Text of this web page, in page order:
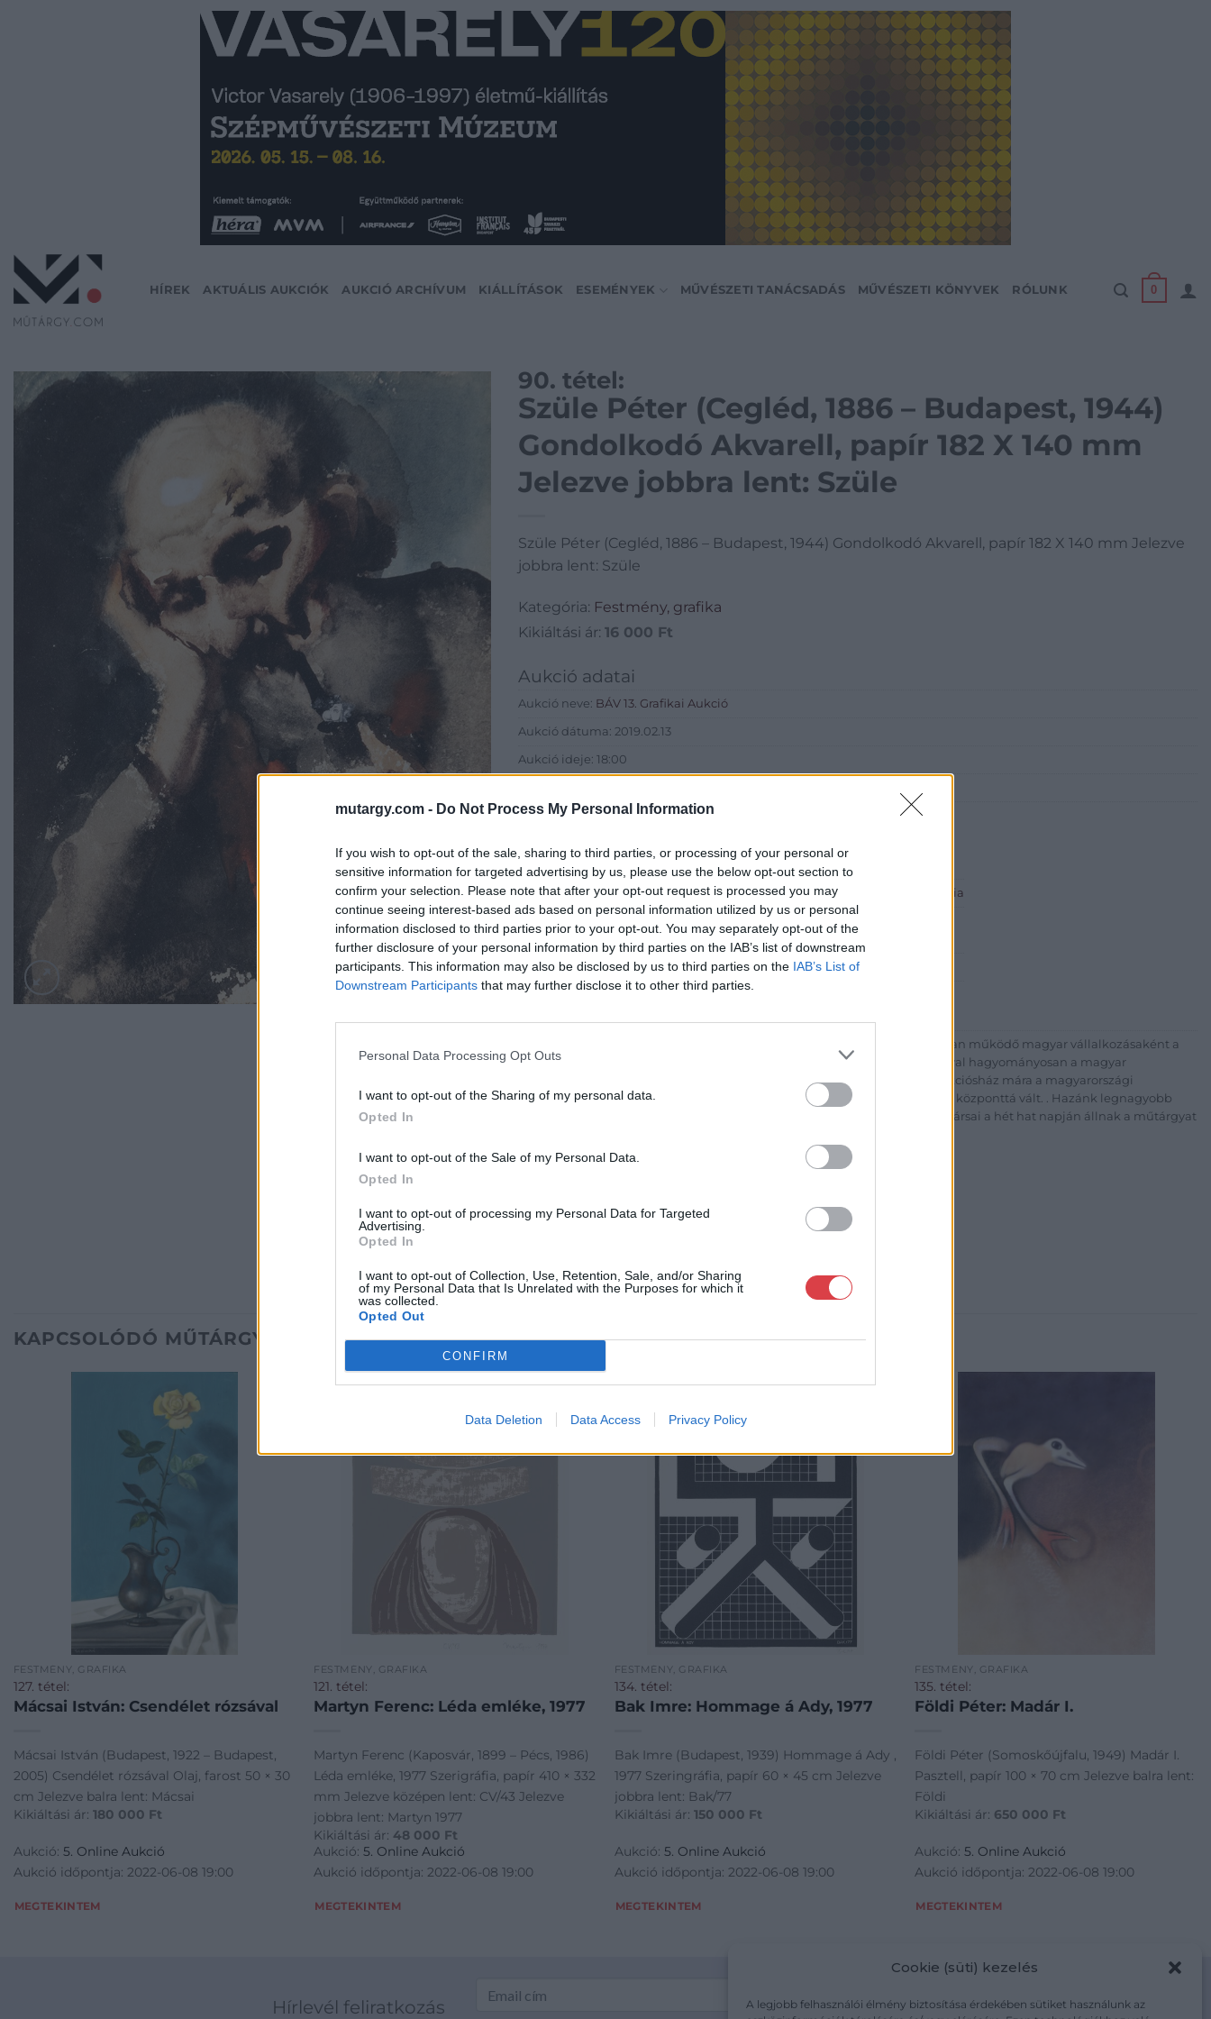
mutargy.com - Do Not Process My Personal Information
If you wish to opt-out of the sale, sharing to third parties, or processing of your personal or
sensitive information for targeted advertising by us, please use the below opt-out section to
confirm your selection. Please note that after your opt-out request is processed you may
continue seeing interest-based ads based on personal information utilized by us or personal
information disclosed to third parties prior to your opt-out. You may separately opt-out of the
further disclosure of your personal information by third parties on the IAB’s list of downstream
participants. This information may also be disclosed by us to third parties on the IAB’s List of
Downstream Participants that may further disclose it to other third parties.
Personal Data Processing Opt Outs
I want to opt-out of the Sharing of my personal data.
Opted In
I want to opt-out of the Sale of my Personal Data.
Opted In
I want to opt-out of processing my Personal Data for Targeted
Advertising.
Opted In
I want to opt-out of Collection, Use, Retention, Sale, and/or Sharing
of my Personal Data that Is Unrelated with the Purposes for which it
was collected.
Opted Out
CONFIRM
Data Deletion Data Access Privacy Policy
Cookie (süti) kezelés
A legjobb felhasználói élmény biztosítása érdekében sütiket használunk az
HÍREK AKTUÁLIS AUKCIÓK AUKCIÓ ARCHÍVUM KIÁLLÍTÁSOK ESEMÉNYEK MŰVÉSZETI TANÁCSADÁS MŰVÉSZETI KÖNYVEK RÓLUNK 0
90. tétel:
Szüle Péter (Cegléd, 1886 – Budapest, 1944)
Gondolkodó Akvarell, papír 182 X 140 mm
Jelezve jobbra lent: Szüle
Szüle Péter (Cegléd, 1886 – Budapest, 1944) Gondolkodó Akvarell, papír 182 X 140 mm Jelezve
jobbra lent: Szüle
Kategória: Festmény, grafika
Kikiáltási ár: 16 000 Ft
Aukció adatai
Aukció neve: BÁV 13. Grafikai Aukció
Aukció dátuma: 2019.02.13
Aukció ideje: 18:00
Tételszám: 90
Eladó adatai
Eladó:BÁV ART Aukciósház és Galéria
Cím: BÁV ZRt.
1027 Budapest, Csalogány u. 23-33.
Telefon: (06 1) 331 0513
Weboldal:
Bemutatkozás: Az ország legnagyobb múltú, 240 esztendeje jogfolytonosan működő magyar vállalkozásaként a
BÁV ZRt. óriási tapasztalatával, szakmai tekintélyével és megbízhatóságával hagyományosan a magyar
műkereskedelem meghatározó szereplője. A 2007-ben megújult BÁV Aukciósház mára a magyarországi
műkereskedelem egyik legfontosabb színterévé, kereskedelmi és árverési központtá vált. . Hazánk legnagyobb
műkereskedelmi üzlethálózatával rendelkező BÁV ZRt. felkészült munkatársai a hét hat napján állnak a műtárgyat
KAPCSOLÓDÓ MŰTÁRGYAK
FESTMÉNY, GRAFIKA
127. tétel:
Mácsai István: Csendélet rózsával
Mácsai István (Budapest, 1922 – Budapest,
2005) Csendélet rózsával Olaj, farost 50 × 30
cm Jelezve balra lent: Mácsai
Kikiáltási ár: 180 000 Ft
Aukció: 5. Online Aukció
Aukció időpontja: 2022-06-08 19:00
MEGTEKINTEM
FESTMÉNY, GRAFIKA
121. tétel:
Martyn Ferenc: Léda emléke, 1977
Martyn Ferenc (Kaposvár, 1899 – Pécs, 1986)
Léda emléke, 1977 Szerigráfia, papír 410 × 332
mm Jelezve középen lent: CV/43 Jelezve
jobbra lent: Martyn 1977
Kikiáltási ár: 48 000 Ft
Aukció:5. Online Aukció
Aukció időpontja: 2022-06-08 19:00
MEGTEKINTEM
FESTMÉNY, GRAFIKA
134. tétel:
Bak Imre: Hommage á Ady, 1977
Bak Imre (Budapest, 1939) Hommage á Ady ,
1977 Szeringráfia, papír 60 × 45 cm Jelezve
jobbra lent: Bak/77
Kikiáltási ár: 150 000 Ft
Aukció: 5. Online Aukció
Aukció időpontja: 2022-06-08 19:00
MEGTEKINTEM
FESTMÉNY, GRAFIKA
135. tétel:
Földi Péter: Madár I.
Földi Péter (Somoskőújfalu, 1949) Madár I.
Pasztell, papír 100 × 70 cm Jelezve balra lent:
Földi
Kikiáltási ár: 650 000 Ft
Aukció:5. Online Aukció
Aukció időpontja: 2022-06-08 19:00
MEGTEKINTEM
Hírlevél feliratkozás